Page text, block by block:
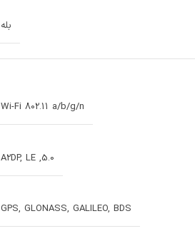
بله
Wi-Fi 802.11 a/b/g/n
5.0, A2DP, LE
GPS, GLONASS, GALILEO, BDS